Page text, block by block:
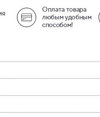
Оплата товара
любым удобным
способом!